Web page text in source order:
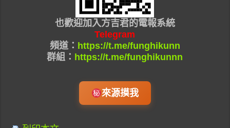
也歡迎加入方吉君的電報系統
Telegram
頻道： https://t.me/funghikunn
群組： https://t.me/funghikunnn
來源摸我